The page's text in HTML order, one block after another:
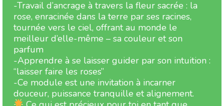
-Travail d’ancrage à travers la fleur sacrée : la
rose, enracinée dans la terre par ses racines,
tournée vers le ciel, offrant au monde le
meilleur d’elle-même – sa couleur et son
parfum
-Apprendre à se laisser guider par son intuition :
“laisser faire les roses”
-Ce module est une invitation à incarner
douceur, puissance tranquille et alignement.